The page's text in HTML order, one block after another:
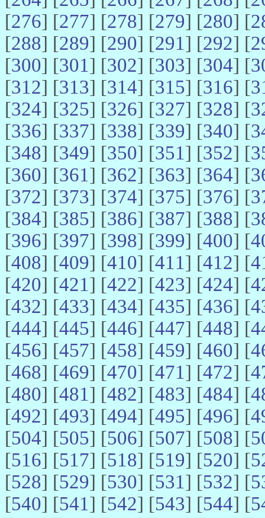
[276] [277] [278] [279] [280] [
[288] [289] [290] [291] [292] [
[300] [301] [302] [303] [304] [
[312] [313] [314] [315] [316] [
[324] [325] [326] [327] [328] [
[336] [337] [338] [339] [340] [
[348] [349] [350] [351] [352] [
[360] [361] [362] [363] [364] [
[372] [373] [374] [375] [376] [
[384] [385] [386] [387] [388] [
[396] [397] [398] [399] [400] [
[408] [409] [410] [411] [412] [
[420] [421] [422] [423] [424] [
[432] [433] [434] [435] [436] [
[444] [445] [446] [447] [448] [
[456] [457] [458] [459] [460] [
[468] [469] [470] [471] [472] [
[480] [481] [482] [483] [484] [
[492] [493] [494] [495] [496] [
[504] [505] [506] [507] [508] [
[516] [517] [518] [519] [520] [
[528] [529] [530] [531] [532] [
[540] [541] [542] [543] [544] [